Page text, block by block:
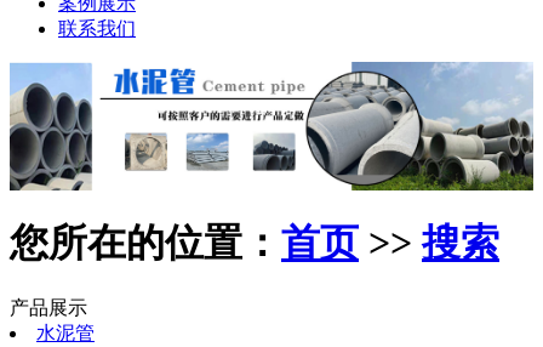
联系我们
您所在的位置： 首页 >>搜索
产品展示
水泥管